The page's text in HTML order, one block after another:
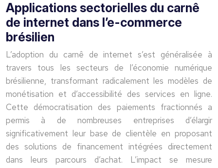
Applications sectorielles du carnê
de internet dans l’e-commerce
brésilien
L’adoption du carnê de internet s’est généralisée à
travers tous les secteurs de l’économie numérique
brésilienne, transformant radicalement les modèles de
monétisation et d’accessibilité des services en ligne.
Cette démocratisation des paiements fractionnés a
permis à de nombreuses entreprises d’élargir
significativement leur base de clientèle en proposant
des solutions de financement intégrées directement
dans leurs parcours d’achat. L’impact se mesure